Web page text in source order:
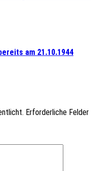
am 21.10.1944
Erforderliche Felder